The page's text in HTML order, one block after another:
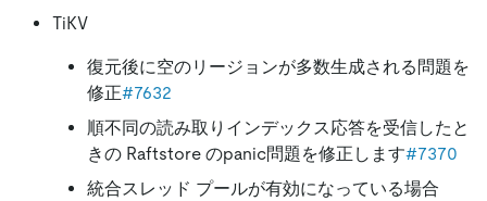
TiKV
復元後に空のリージョンが多数生成される問題を
修正#7632
順不同の読み取りインデックス応答を受信したと
きの Raftstore のpanic問題を修正します#7370
統合スレッド プールが有効になっている場合